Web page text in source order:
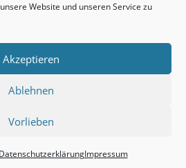
Website und unseren Service zu
Akzeptieren
Ablehnen
Vorlieben
DatenschutzerklärungImpressum
des Erftverbandes